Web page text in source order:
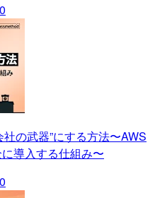
社の武器”にする方法〜AWS
導入する仕組み〜